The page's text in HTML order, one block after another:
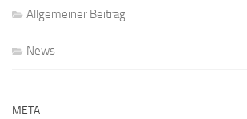
Allgemeiner Beitrag
News
META